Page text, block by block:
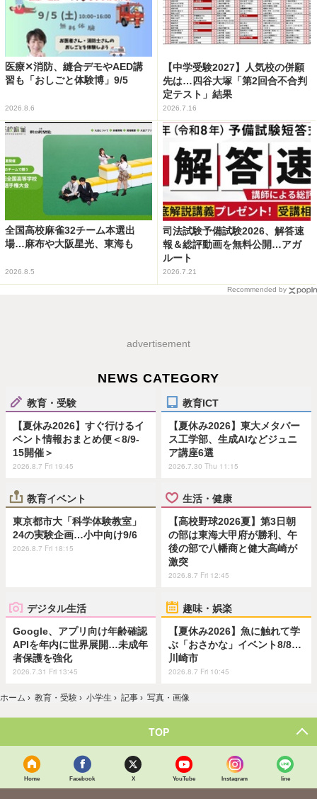
医療✕消防、縫合デモやAED講
習も「おしごと体験博」9/5
2026.8.6
【中学受験2027】人気校の併願
先は…四谷大塚「第2回合不合判
定テスト」結果
2026.7.16
全国高校麻雀32チーム本選出
場…麻布や大阪星光、東海も
2026.8.5
司法試験予備試験2026、解答速
報＆総評動画を無料公開…アガ
ルート
2026.7.21
Recommended by
advertisement
NEWS CATEGORY
教育・受験
【夏休み2026】すぐ行けるイ
ベント情報おまとめ便＜8/9-
15開催＞
2026.8.7 Fri 19:45
教育ICT
【夏休み2026】東大メタバー
ス工学部、生成AIなどジュニ
ア講座6選
2026.7.30 Thu 11:15
教育イベント
東京都市大「科学体験教室」
24の実験企画…小中向け9/6
2026.8.7 Fri 18:15
生活・健康
【高校野球2026夏】第3日朝
の部は東海大甲府が勝利、午
後の部で八幡商と健大高崎が
激突
2026.8.7 Fri 12:45
デジタル生活
Google、アプリ向け年齢確認
APIを年内に世界展開…未成年
者保護を強化
2026.7.31 Fri 13:45
趣味・娯楽
【夏休み2026】魚に触れて学
ぶ「おさかな」イベント8/8…
川崎市
2026.8.7 Fri 10:45
ホーム › 教育・受験 › 小学生 › 記事 › 写真・画像
TOP
Home Facebook X YouTube Instagram line